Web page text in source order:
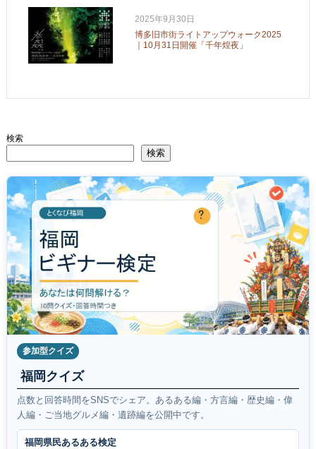
2025年9月30日
博多旧市街ライトアップウォーク2025
｜10月31日開催「千年煌夜」
検索
検索
参加型クイズ
福岡クイズ
点数と回答時間をSNSでシェア。あるある編・方言編・歴史編・偉
人編・ご当地グルメ編・遺跡編を公開中です。
福岡県民あるある検定